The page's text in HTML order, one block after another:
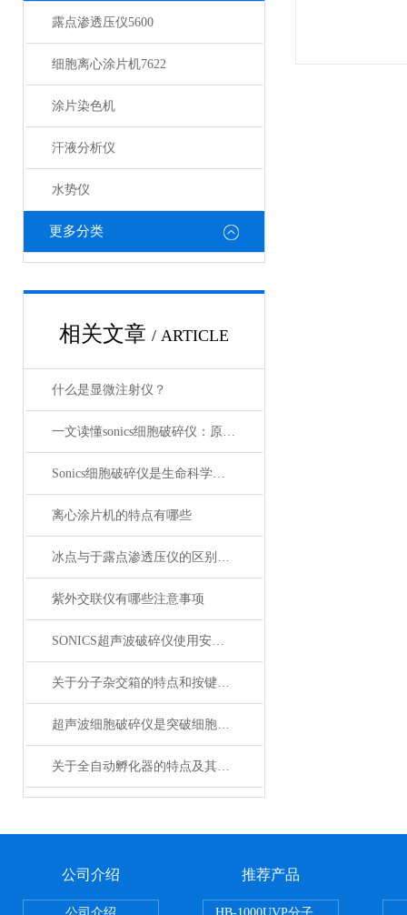
露点渗透压仪5600
细胞离心涂片机7622
涂片染色机
汗液分析仪
水势仪
更多分类
相关文章 / ARTICLE
什么是显微注射仪？
一文读懂sonics细胞破碎仪：原理与应用场景
Sonics细胞破碎仪是生命科学研究实验室中的工具
离心涂片机的特点有哪些
冰点与于露点渗透压仪的区别体现在哪里
紫外交联仪有哪些注意事项
SONICS超声波破碎仪使用安全注意事项
关于分子杂交箱的特点和按键说明
超声波细胞破碎仪是突破细胞研究的关键工具
关于全自动孵化器的特点及其注意事项说明
公司介绍 推荐产品